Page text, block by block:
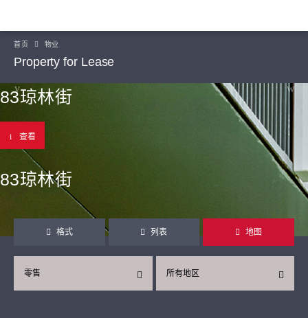
首页 物业
Property for Lease
83琼林街
查看
83琼林街
格式 列表 地图
所有地区
零售